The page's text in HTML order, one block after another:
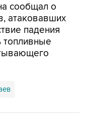
сообщал о
атаковавших
падения
топливные